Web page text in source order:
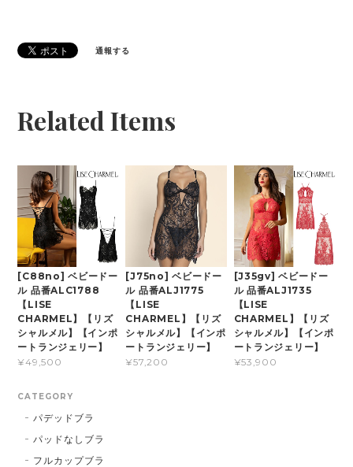
通報する
Related Items
[C88no] ベビードー
ル 品番ALC1788
【LISE
CHARMEL】【リズ
シャルメル】【インポ
ートランジェリー】
¥49,500
[J75no] ベビードー
ル 品番ALJ1775
【LISE
CHARMEL】【リズ
シャルメル】【インポ
ートランジェリー】
¥57,200
[J35gv] ベビードー
ル 品番ALJ1735
【LISE
CHARMEL】【リズ
シャルメル】【インポ
ートランジェリー】
¥53,900
CATEGORY
パデッドブラ
パッドなしブラ
フルカップブラ